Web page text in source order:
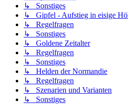
↳ Sonstiges
↳ Gipfel - Aufstieg in eisige
↳ Regelfragen
↳ Sonstiges
↳ Goldene Zeitalter
↳ Regelfragen
↳ Sonstiges
↳ Helden der Normandie
↳ Regelfragen
↳ Szenarien und Varianten
↳ Sonstiges